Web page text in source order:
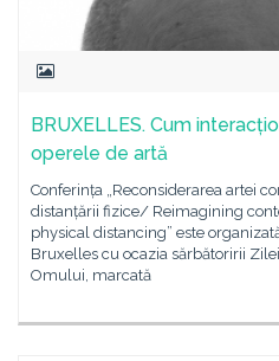
BRUXELLES. Cum
operele de artă
Conferința „Reconsiderarea artei
distanțării fizice/ Reimagining
physical distancing” este
Bruxelles cu ocazia sărbătoririi
Omului, marcată